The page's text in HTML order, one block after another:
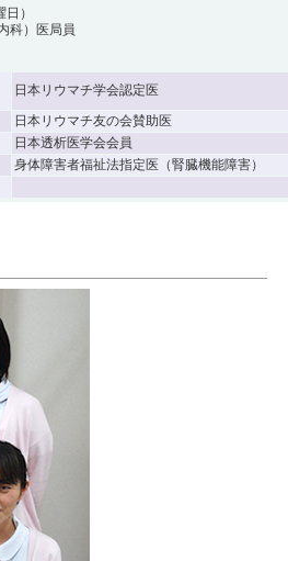
）
科）医局員
日本リウマチ学会認定医
日本リウマチ友の会賛助医
日本透析医学会会員
身体障害者福祉法指定医（腎臓機能障害）